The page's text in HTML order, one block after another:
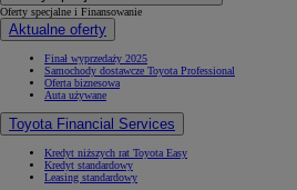
Oferty specjalne i Finansowanie
Aktualne oferty
Finał wyprzedaży 2025
Samochody dostawcze Toyota Professional
Oferta biznesowa
Auta używane
Toyota Financial Services
Kredyt niższych rat Toyota Easy
Kredyt standardowy
Leasing standardowy